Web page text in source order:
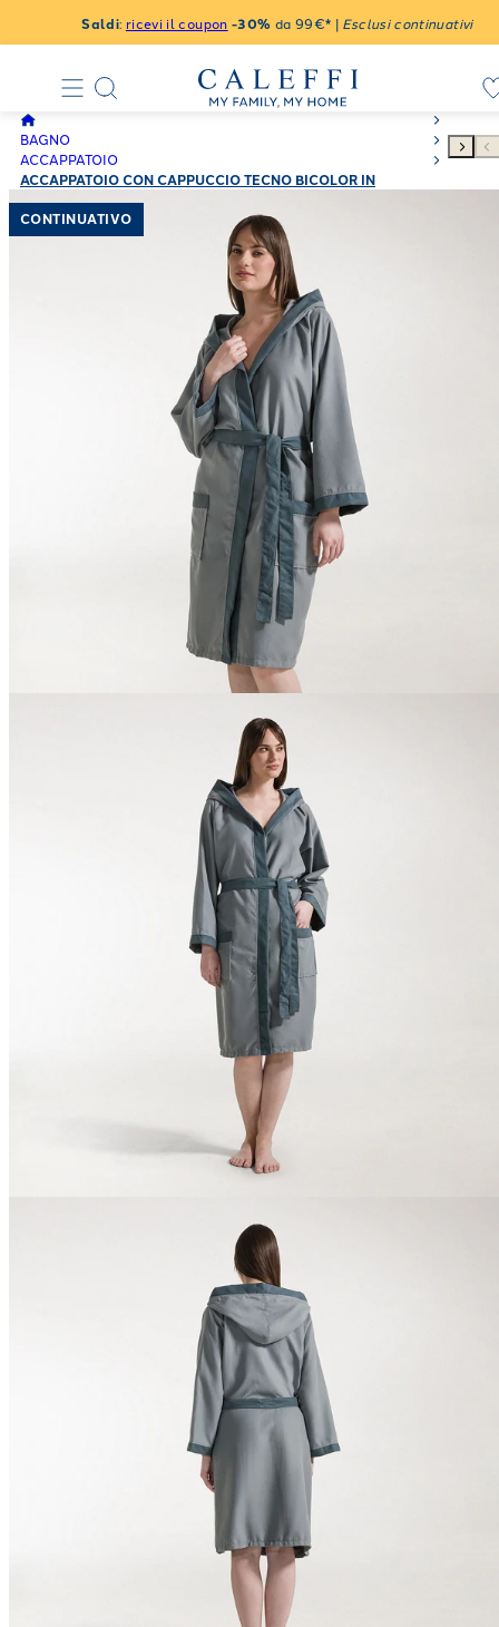
Saldi: ricevi il coupon -30% da 99€* | Esclusi continuativi
BAGNO
ACCAPPATOIO
ACCAPPATOIO CON CAPPUCCIO TECNO BICOLOR IN
MICROFIBRA 170 GR/MQ
CONTINUATIVO